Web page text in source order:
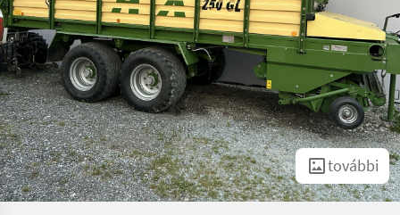
további